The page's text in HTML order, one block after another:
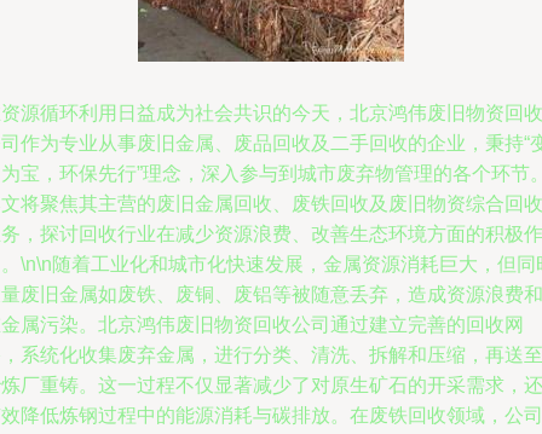
源循环利用日益成为社会共识的今天，北京鸿伟废旧物资回收
作为专业从事废旧金属、废品回收及二手回收的企业，秉持“
宝，环保先行”理念，深入参与到城市废弃物管理的各个环节
将聚焦其主营的废旧金属回收、废铁回收及废旧物资综合回收
，探讨回收行业在减少资源浪费、改善生态环境方面的积极作
\n\n随着工业化和城市化快速发展，金属资源消耗巨大，但同
废旧金属如废铁、废铜、废铝等被随意丢弃，造成资源浪费和
属污染。北京鸿伟废旧物资回收公司通过建立完善的回收网
系统化收集废弃金属，进行分类、清洗、拆解和压缩，再送至
厂重铸。这一过程不仅显著减少了对原生矿石的开采需求，还
降低炼钢过程中的能源消耗与碳排放。在废铁回收领域，公司